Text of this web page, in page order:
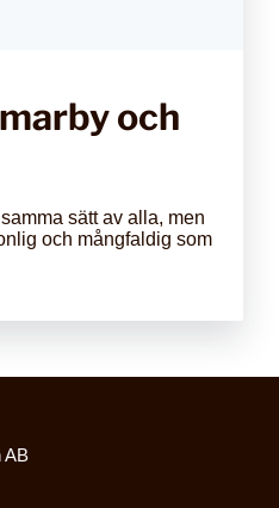
och
sätt av alla, men
och mångfaldig som
AB